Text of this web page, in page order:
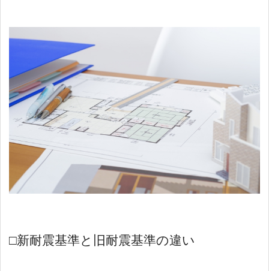
□新耐震基準と旧耐震基準の違い